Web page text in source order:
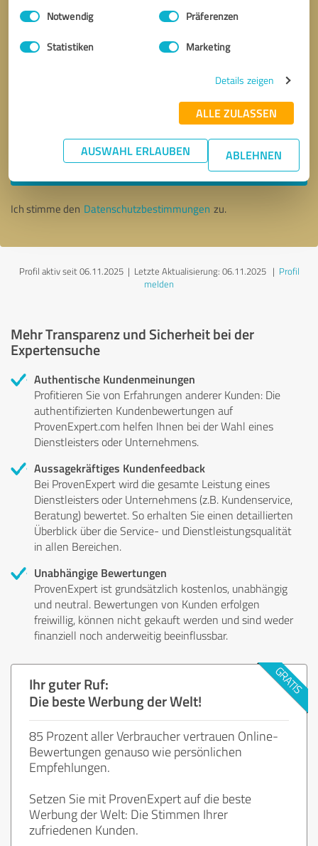
Impressum Datenschutzbestimmungen
Einwilligungsauswahl
Notwendig Präferenzen
Statistiken Marketing
Details zeigen
ALLE ZULASSEN
AUSWAHL ERLAUBEN ABLEHNEN
Ich stimme den Datenschutzbestimmungen zu.
Profil aktiv seit 06.11.2025 | Letzte Aktualisierung: 06.11.2025| Profil
melden
Mehr Transparenz und Sicherheit bei der
Expertensuche
Authentische Kundenmeinungen
Profitieren Sie von Erfahrungen anderer Kunden: Die
authentifizierten Kundenbewertungen auf
ProvenExpert.com helfen Ihnen bei der Wahl eines
Dienstleisters oder Unternehmens.
Aussagekräftiges Kundenfeedback
Bei ProvenExpert wird die gesamte Leistung eines
Dienstleisters oder Unternehmens (z.B. Kundenservice,
Beratung) bewertet. So erhalten Sie einen detaillierten
Überblick über die Service- und Dienstleistungsqualität
in allen Bereichen.
Unabhängige Bewertungen
ProvenExpert ist grundsätzlich kostenlos, unabhängig
und neutral. Bewertungen von Kunden erfolgen
freiwillig, können nicht gekauft werden und sind weder
finanziell noch anderweitig beeinflussbar.
Ihr guter Ruf:
Die beste Werbung der Welt!
85 Prozent aller Verbraucher vertrauen Online-
Bewertungen genauso wie persönlichen
Empfehlungen.
Setzen Sie mit ProvenExpert auf die beste
Werbung der Welt: Die Stimmen Ihrer
zufriedenen Kunden.